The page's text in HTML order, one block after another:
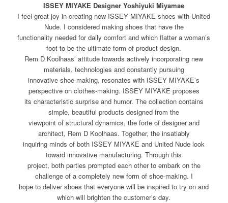
ISSEY MIYAKE Designer Yoshiyuki Miyamae
I feel great joy in creating new ISSEY MIYAKE shoes with United
Nude. I considered making shoes that have the
functionality needed for daily comfort and which flatter a woman’s
foot to be the ultimate form of product design.
Rem D Koolhaas’ attitude towards actively incorporating new
materials, technologies and constantly pursuing
innovative shoe-making, resonates with ISSEY MIYAKE’s
perspective on clothes-making. ISSEY MIYAKE proposes
its characteristic surprise and humor. The collection contains
simple, beautiful products designed from the
viewpoint of structural dynamics, the forte of designer and
architect, Rem D Koolhaas. Together, the insatiably
inquiring minds of both ISSEY MIYAKE and United Nude look
toward innovative manufacturing. Through this
project, both parties prompted each other to embark on the
challenge of a completely new form of shoe-making. I
hope to deliver shoes that everyone will be inspired to try on and
which will brighten the customer’s day.